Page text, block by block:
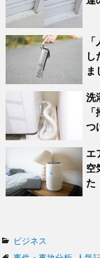
し
ま
洗
つ
エ
空
た
カ
テ
ビジネス